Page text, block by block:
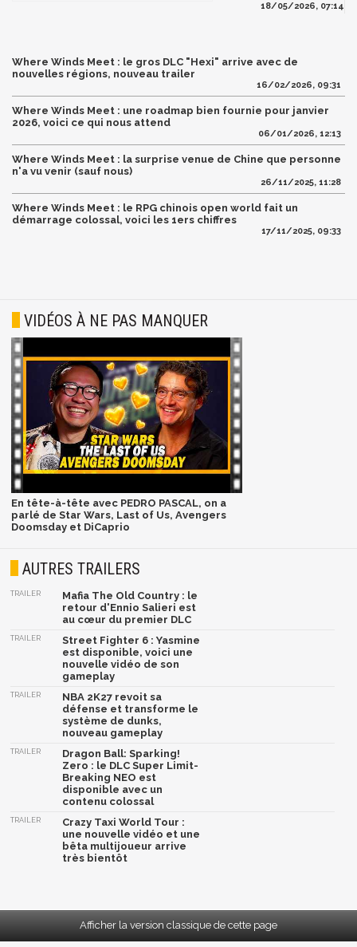
18/05/2026, 07:14
Where Winds Meet : le gros DLC "Hexi" arrive avec de
nouvelles régions, nouveau trailer
16/02/2026, 09:31
Where Winds Meet : une roadmap bien fournie pour janvier
2026, voici ce qui nous attend
06/01/2026, 12:13
Where Winds Meet : la surprise venue de Chine que personne
n'a vu venir (sauf nous)
26/11/2025, 11:28
Where Winds Meet : le RPG chinois open world fait un
démarrage colossal, voici les 1ers chiffres
17/11/2025, 09:33
VIDÉOS À NE PAS MANQUER
En tête-à-tête avec PEDRO PASCAL, on a
parlé de Star Wars, Last of Us, Avengers
Doomsday et DiCaprio
AUTRES TRAILERS
TRAILER
Mafia The Old Country : le
retour d'Ennio Salieri est
au cœur du premier DLC
TRAILER
Street Fighter 6 : Yasmine
est disponible, voici une
nouvelle vidéo de son
gameplay
TRAILER
NBA 2K27 revoit sa
défense et transforme le
système de dunks,
nouveau gameplay
TRAILER
Dragon Ball: Sparking!
Zero : le DLC Super Limit-
Breaking NEO est
disponible avec un
contenu colossal
TRAILER
Crazy Taxi World Tour :
une nouvelle vidéo et une
bêta multijoueur arrive
très bientôt
Afficher la version classique de cette page